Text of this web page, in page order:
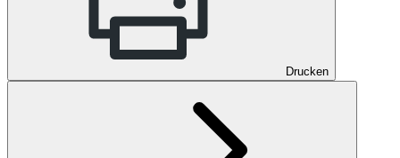
Drucken